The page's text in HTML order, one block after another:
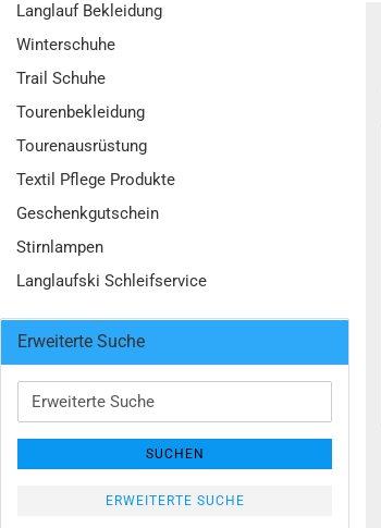
Langlauf Bekleidung
Winterschuhe
Trail Schuhe
Tourenbekleidung
Tourenausrüstung
Textil Pflege Produkte
Geschenkgutschein
Stirnlampen
Langlaufski Schleifservice
Erweiterte Suche
Erweiterte
Suche
SUCHEN
ERWEITERTE SUCHE